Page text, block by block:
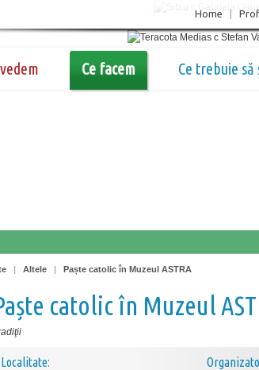
Home
Ce facem Ce trebuie să
| Altele | Paște catolic în Muzeul ASTRA
catolic în Muzeul
Localitate: